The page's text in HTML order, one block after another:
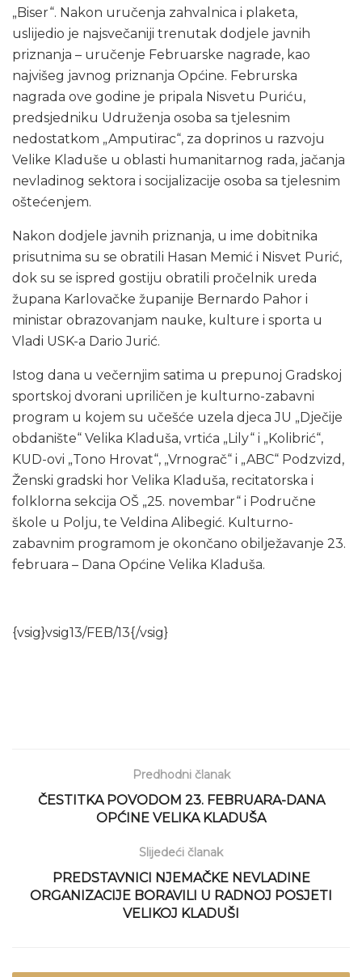
„Biser“. Nakon uručenja zahvalnica i plaketa,
uslijedio je najsvečaniji trenutak dodjele javnih
priznanja – uručenje Februarske nagrade, kao
najvišeg javnog priznanja Općine. Februrska
nagrada ove godine je pripala Nisvetu Puriću,
predsjedniku Udruženja osoba sa tjelesnim
nedostatkom „Amputirac“, za doprinos u razvoju
Velike Kladuše u oblasti humanitarnog rada, jačanja
nevladinog sektora i socijalizacije osoba sa tjelesnim
oštećenjem.
Nakon dodjele javnih priznanja, u ime dobitnika
prisutnima su se obratili Hasan Memić i Nisvet Purić,
dok su se ispred gostiju obratili pročelnik ureda
župana Karlovačke županije Bernardo Pahor i
ministar obrazovanjam nauke, kulture i sporta u
Vladi USK-a Dario Jurić.
Istog dana u večernjim satima u prepunoj Gradskoj
sportskoj dvorani upriličen je kulturno-zabavni
program u kojem su učešće uzela djeca JU „Dječije
obdanište“ Velika Kladuša, vrtića „Lily“ i „Kolibrić“,
KUD-ovi „Tono Hrovat“, „Vrnograč“ i „ABC“ Podzvizd,
Ženski gradski hor Velika Kladuša, recitatorska i
folklorna sekcija OŠ „25. novembar“ i Područne
škole u Polju, te Veldina Alibegić. Kulturno-
zabavnim programom je okončano obilježavanje 23.
februara – Dana Općine Velika Kladuša.
{vsig}vsig13/FEB/13{/vsig}
Predhodni članak
ČESTITKA POVODOM 23. FEBRUARA-DANA
OPĆINE VELIKA KLADUŠA
Slijedeći članak
PREDSTAVNICI NJEMAČKE NEVLADINE
ORGANIZACIJE BORAVILI U RADNOJ POSJETI
VELIKOJ KLADUŠI